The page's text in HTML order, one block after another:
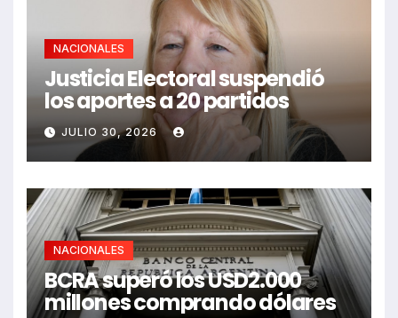
NACIONALES
Justicia Electoral suspendió
los aportes a 20 partidos
JULIO 30, 2026
NACIONALES
BCRA superó los USD2.000
millones comprando dólares